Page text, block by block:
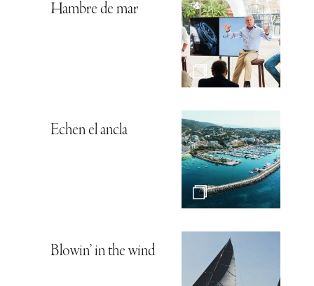
Hambre de mar
Echen el ancla
Blowin’ in the wind